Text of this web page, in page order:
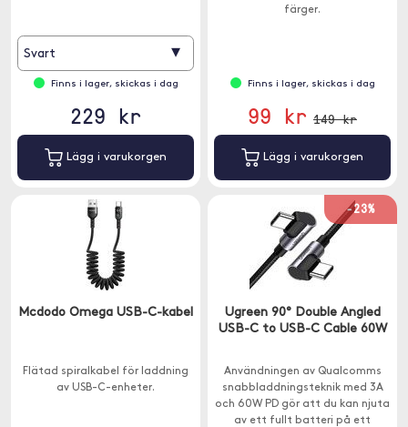
Svart ▾
Finns i lager, skickas i dag
229 kr
Lägg i varukorgen
färger.
Finns i lager, skickas i dag
99 kr 149 kr
Lägg i varukorgen
Mcdodo Omega USB-C-kabel
Flätad spiralkabel för laddning
av USB-C-enheter.
-23%
Ugreen 90° Double Angled
USB-C to USB-C Cable 60W
Användningen av Qualcomms
snabbladdningsteknik med 3A
och 60W PD gör att du kan njuta
av ett fullt batteri på ett